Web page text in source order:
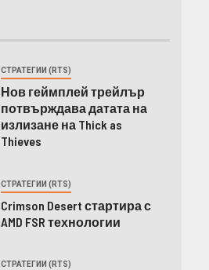
СТРАТЕГИИ (RTS)
Нов геймплей трейлър
потвърждава датата на
излизане на Thick as
Thieves
СТРАТЕГИИ (RTS)
Crimson Desert стартира с
AMD FSR технологии
СТРАТЕГИИ (RTS)